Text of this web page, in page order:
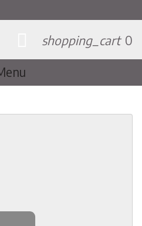
shopping_cart 0